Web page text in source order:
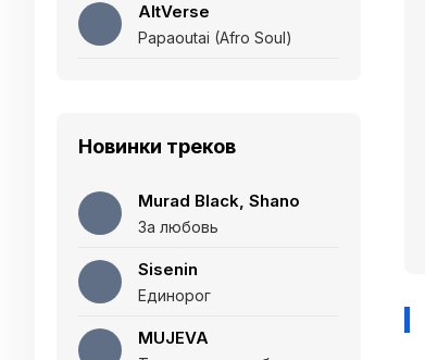
AltVerse
Papaoutai (Afro Soul)
Новинки треков
Murad Black, Shano
За любовь
Sisenin
Единорог
MUJEVA